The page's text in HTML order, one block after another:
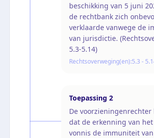
beschikking van 5 juni
de rechtbank zich
verklaarde vanwege de
van jurisdictie.
5.3-5.14)
Rechtsoverweging(en):5.3 -
Toepassing 2
De
dat de erkenning van het
vonnis de immuniteit